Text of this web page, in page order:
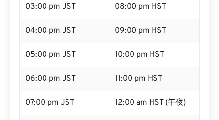
03:00 pm JST 08:00 pm HST
04:00 pm JST 09:00 pm HST
05:00 pm JST 10:00 pm HST
06:00 pm JST 11:00 pm HST
07:00 pm JST 12:00 am HST (午夜)